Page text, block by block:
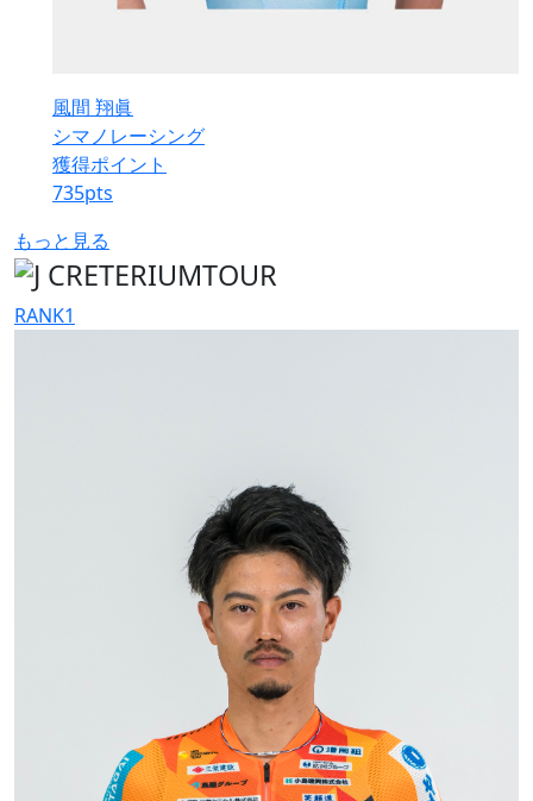
風間 翔眞
シマノレーシング
獲得ポイント
735pts
もっと見る
RANK1